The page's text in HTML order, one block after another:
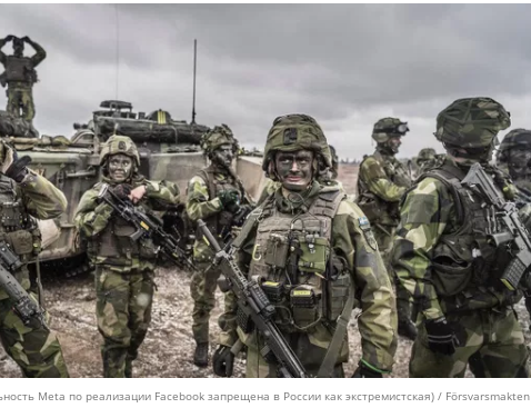
Meta по реализации Facebook запрещена в России как экстремистская) / Försvarsmakten